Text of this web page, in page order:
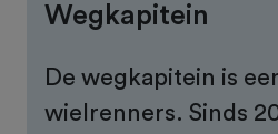
Wegkapitein
De wegkapitein is
wielrenners. Sinds